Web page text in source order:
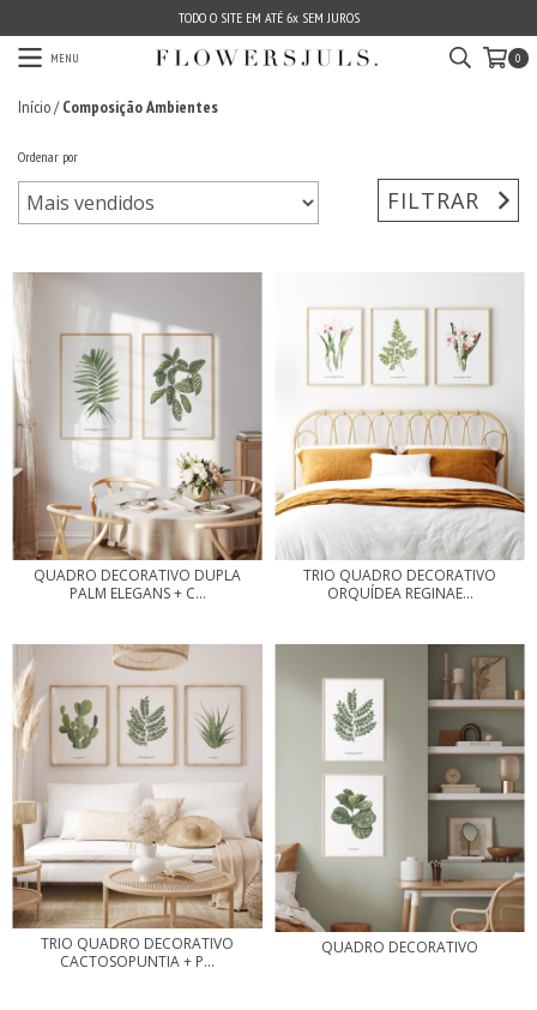
TODO O SITE EM ATÉ 6x SEM JUROS
MENU 0
Início/ Composição Ambientes
Ordenar por
FILTRAR
QUADRO DECORATIVO DUPLA
PALM ELEGANS + C...
TRIO QUADRO DECORATIVO
ORQUÍDEA REGINAE...
TRIO QUADRO DECORATIVO
CACTOSOPUNTIA + P...
QUADRO DECORATIVO